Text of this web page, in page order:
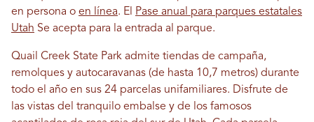
en persona o en línea. El
Pase anual para parques estatales
Utah Se acepta para la entrada al parque.
Quail Creek State Park admite tiendas de campaña,
remolques y autocaravanas (de hasta 10,7 metros) durante
todo el año en sus 24 parcelas unifamiliares. Disfrute de
las vistas del tranquilo embalse y de los famosos